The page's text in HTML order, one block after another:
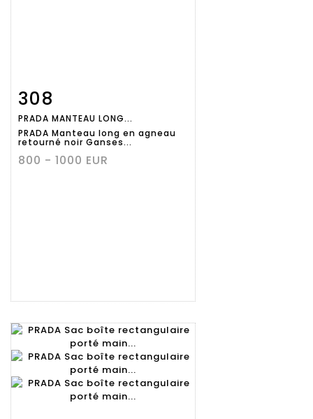
Fiche
détaillée
308
PRADA MANTEAU LONG...
PRADA Manteau long en agneau
retourné noir Ganses...
800 - 1000 EUR